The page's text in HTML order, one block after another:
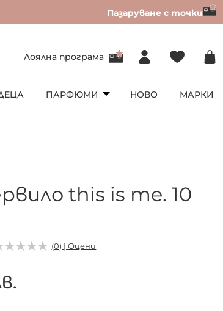
Пазаруване с точки
Лоялна програма
ПАРФЮМИ НОВО МАРКИ
this is me. 10
(0) | Оцени